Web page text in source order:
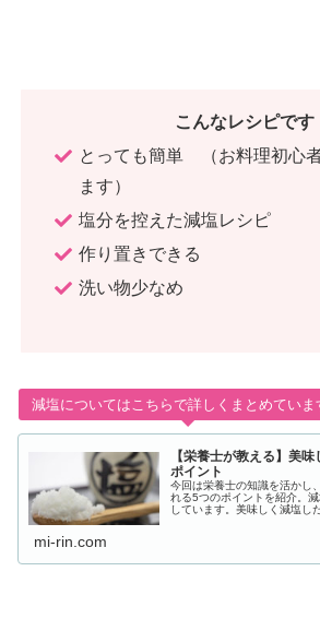
こんなレシピです
とっても簡単 （お料理初心
ます）
塩分を控えた減塩レシピ
作り置きできる
洗い物少なめ
減塩についてはこちらで詳しくまとめていま
【栄養士が教える】美
ポイント
今回は栄養士の知識を活かし
れる5つのポイントを紹介。
しています。美味しく減塩し
mi-rin.com